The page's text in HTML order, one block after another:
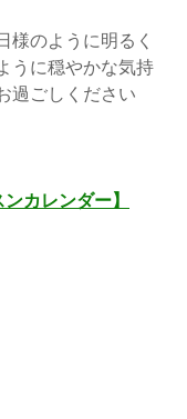
様のように明るく
うに穏やかな気持
過ごしください
ンカレンダー】